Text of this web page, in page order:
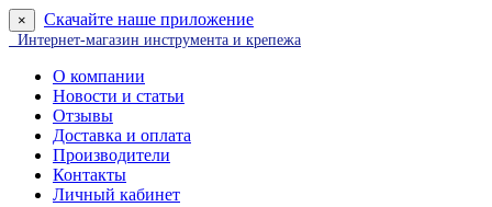
× Скачайте наше приложение
Интернет-магазин инструмента и крепежа
О компании
Новости и статьи
Отзывы
Доставка и оплата
Производители
Контакты
Личный кабинет